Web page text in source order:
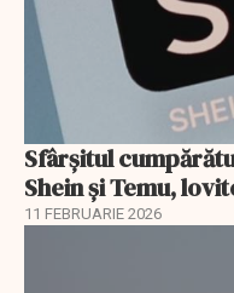
Sfârșitul
Shein și Temu,
11 FEBRUARIE 2026